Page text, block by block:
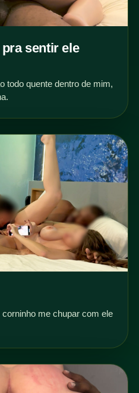
sentir ele
todo quente dentro de mim,
me chupar com ele